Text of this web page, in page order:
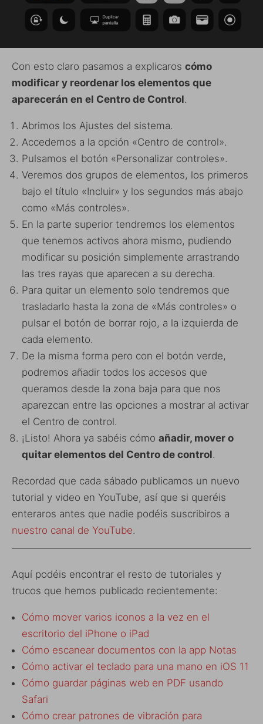
Con esto claro pasamos a explicaros cómo
modificar y reordenar los elementos que
aparecerán en el Centro de Control.
Abrimos los Ajustes del sistema.
Accedemos a la opción «Centro de control».
Pulsamos el botón «Personalizar controles».
Veremos dos grupos de elementos, los primeros
bajo el título «Incluir» y los segundos más abajo
como «Más controles».
En la parte superior tendremos los elementos
que tenemos activos ahora mismo, pudiendo
modificar su posición simplemente arrastrando
las tres rayas que aparecen a su derecha.
Para quitar un elemento solo tendremos que
trasladarlo hasta la zona de «Más controles» o
pulsar el botón de borrar rojo, a la izquierda de
cada elemento.
De la misma forma pero con el botón verde,
podremos añadir todos los accesos que
queramos desde la zona baja para que nos
aparezcan entre las opciones a mostrar al activar
el Centro de control.
¡Listo! Ahora ya sabéis cómo añadir, mover o
quitar elementos del Centro de control.
Recordad que cada sábado publicamos un nuevo
tutorial y video en YouTube, así que si queréis
enteraros antes que nadie podéis suscribiros a
nuestro canal de YouTube.
Aquí podéis encontrar el resto de tutoriales y
trucos que hemos publicado recientemente:
Cómo mover varios iconos a la vez en el
escritorio del iPhone o iPad
Cómo escanear documentos con la app Notas
Cómo activar el teclado para una mano en iOS 11
Cómo guardar páginas web en PDF usando
Safari
Cómo crear patrones de vibración para